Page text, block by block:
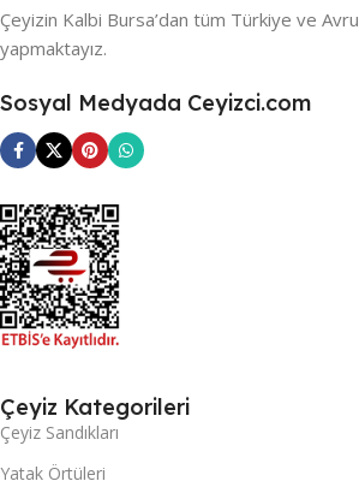
Çeyizin Kalbi Bursa’dan tüm Türkiye ve
yapmaktayız.
Sosyal Medyada Ceyizci.com
Çeyiz Kategorileri
Çeyiz Sandıkları
Yatak Örtüleri